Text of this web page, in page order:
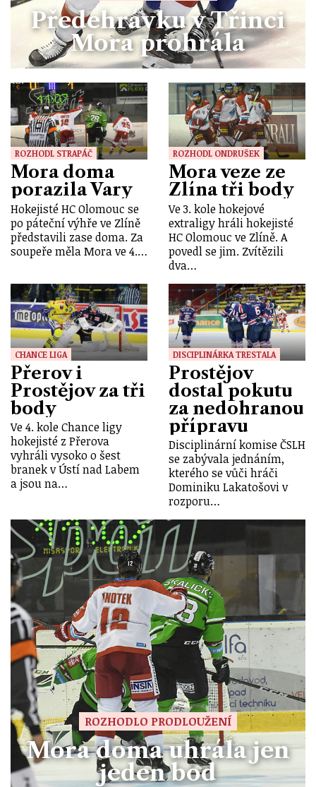
Předehrávku v Třinci
Mora prohrála
ROZHODL STRAPÁČ
Mora doma
porazila Vary
Hokejisté HC Olomouc se
po páteční výhře ve Zlíně
představili zase doma. Za
soupeře měla Mora ve 4.…
ROZHODL ONDRUŠEK
Mora veze ze
Zlína tři body
Ve 3. kole hokejové
extraligy hráli hokejisté
HC Olomouc ve Zlíně. A
povedl se jim. Zvítězili
dva…
CHANCE LIGA
Přerov i
Prostějov za tři
body
Ve 4. kole Chance ligy
hokejisté z Přerova
vyhráli vysoko o šest
branek v Ústí nad Labem
a jsou na…
DISCIPLINÁRKA TRESTALA
Prostějov
dostal pokutu
za nedohranou
přípravu
Disciplinární komise ČSLH
se zabývala jednáním,
kterého se vůči hráči
Dominiku Lakatošovi v
rozporu…
ROZHODLO PRODLOUŽENÍ
Mora doma uhrála jen
jeden bod